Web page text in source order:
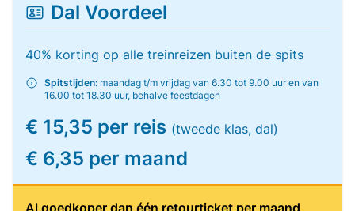
Dal Voordeel
40% korting op alle treinreizen buiten de spits
Spitstijden: maandag t/m vrijdag van 6.30 tot 9.00 uur en van
16.00 tot 18.30 uur, behalve feestdagen
€ 15,35 per reis (tweede klas, dal)
€ 6,35 per maand
Al goedkoper dan één retourticket per maand